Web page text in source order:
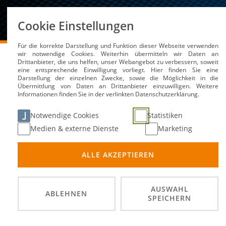
DMSB Medien / Service Kalender 4 Std. Team
4 Std. Team Event
19.
Cookie Einstellungen
Für die korrekte Darstellung und Funktion dieser Webseite verwenden
wir notwendige Cookies. Weiterhin übermitteln wir Daten an
Drittanbieter, die uns helfen, unser Webangebot zu verbessern, soweit
eine entsprechende Einwilligung vorliegt. Hier finden Sie eine
Darstellung der einzelnen Zwecke, sowie die Möglichkeit in die
Übermittlung von Daten an Drittanbieter einzuwilligen. Weitere
Informationen finden Sie in der verlinkten Datenschutzerklärung.
Notwendige Cookies
Statistiken
Medien & externe Dienste
Marketing
ALLE AKZEPTIEREN
ABLEHNEN
AUSWAHL
SPEICHERN